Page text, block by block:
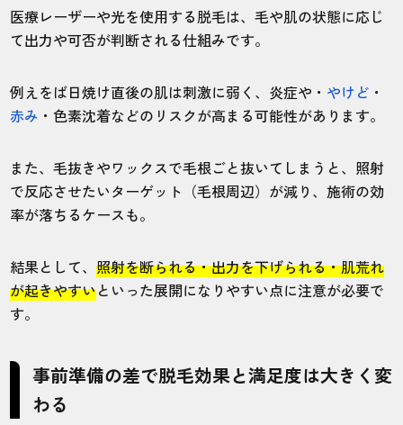
医療レーザーや光を使用する脱毛は、毛や肌の状態に応じ
て出力や可否が判断される仕組みです。
例えをば日焼け直後の肌は刺激に弱く、炎症や・ やけど ・
赤み ・色素沈着などのリスクが高まる可能性があります。
また、毛抜きやワックスで毛根ごと抜いてしまうと、照射
で反応させたいターゲット（毛根周辺）が減り、施術の効
率が落ちるケースも。
結果として、照射を断られる・出力を下げられる・肌荒れ
が起きやすいといった展開になりやすい点に注意が必要で
す。
事前準備の差で脱毛効果と満足度は大きく変
わる